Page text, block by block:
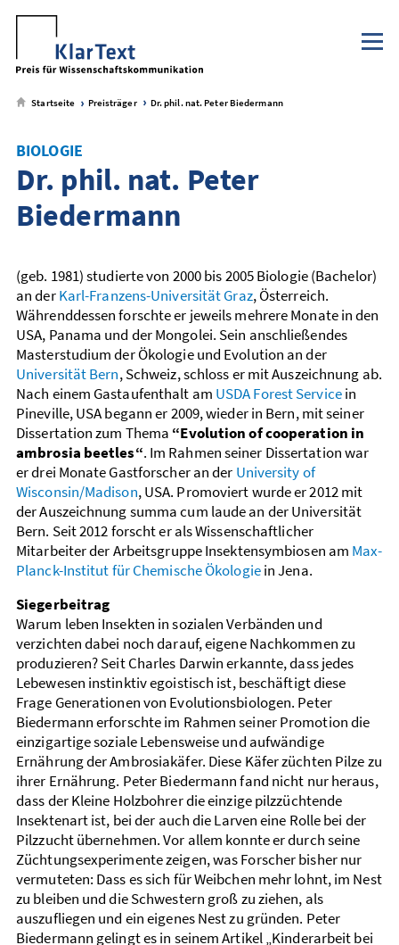
zum
Metamenü
zum
Hauptmenü
zum
Seiteninhalt
zum
Footer-
Menü
Startseite Preisträger Dr. phil. nat. Peter Biedermann
BIOLOGIE
Dr. phil. nat. Peter
Biedermann
(geb. 1981) studierte von 2000 bis 2005 Biologie (Bachelor)
an derKarl-Franzens-Universität Graz, Österreich.
Währenddessen forschte er jeweils mehrere Monate in den
USA, Panama und der Mongolei. Sein anschließendes
Masterstudium der Ökologie und Evolution an der
Universität Bern, Schweiz, schloss er mit Auszeichnung ab.
Nach einem Gastaufenthalt am USDA Forest Servicein
Pineville, USA begann er 2009, wieder in Bern, mit seiner
Dissertation zum Thema “Evolution of cooperation in
ambrosia beetles“. Im Rahmen seiner Dissertation war
er drei Monate Gastforscher an der University of
Wisconsin/Madison, USA. Promoviert wurde er 2012 mit
der Auszeichnung summa cum laude an der Universität
Bern. Seit 2012 forscht er als Wissenschaftlicher
Mitarbeiter der Arbeitsgruppe Insektensymbiosen am Max-
Planck-Institut für Chemische Ökologiein Jena.
Siegerbeitrag
Warum leben Insekten in sozialen Verbänden und
verzichten dabei noch darauf, eigene Nachkommen zu
produzieren? Seit Charles Darwin erkannte, dass jedes
Lebewesen instinktiv egoistisch ist, beschäftigt diese
Frage Generationen von Evolutionsbiologen. Peter
Biedermann erforschte im Rahmen seiner Promotion die
einzigartige soziale Lebensweise und aufwändige
Ernährung der Ambrosiakäfer. Diese Käfer züchten Pilze zu
ihrer Ernährung. Peter Biedermann fand nicht nur heraus,
dass der Kleine Holzbohrer die einzige pilzzüchtende
Insektenart ist, bei der auch die Larven eine Rolle bei der
Pilzzucht übernehmen. Vor allem konnte er durch seine
Züchtungsexperimente zeigen, was Forscher bisher nur
vermuteten: Dass es sich für Weibchen mehr lohnt, im Nest
zu bleiben und die Schwestern groß zu ziehen, als
auszufliegen und ein eigenes Nest zu gründen. Peter
Biedermann gelingt es in seinem Artikel „Kinderarbeit bei